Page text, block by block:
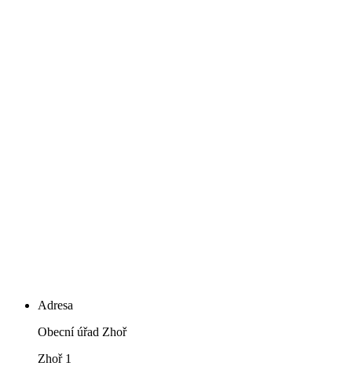
Adresa
Obecní úřad Zhoř
Zhoř 1